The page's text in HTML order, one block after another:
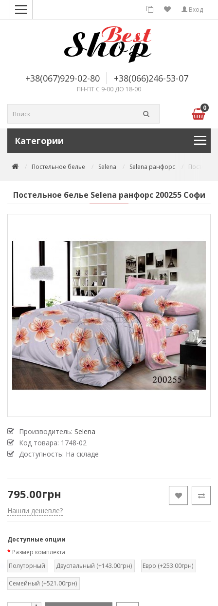
Вход
+38(067)929-02-80 +38(066)246-53-07
ПН-ПТ С 9-00 ДО 18-00
0
Категории
Постельное белье Selena Selena ранфорс
Постельное белье Selena ранфорс 200255 Софи
Производитель: Selena
Код товара: 1748-02
Доступность: На складе
795.00грн
Нашли дешевле?
Доступные опции
Размер комплекта
Полуторный
Двуспальный (+143.00грн) Евро (+253.00грн)
Семейный (+521.00грн)